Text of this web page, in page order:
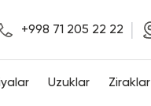
+998 71 205 22 22
Uzuklar Ziraklar